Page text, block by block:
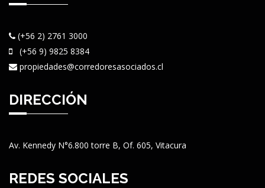
(+56 2) 2761 3000
(+56 9) 9825 8384
propiedades@corredoresasociados.cl
DIRECCIÓN
Av. Kennedy N°6.800 torre B, Of. 605, Vitacura
REDES SOCIALES